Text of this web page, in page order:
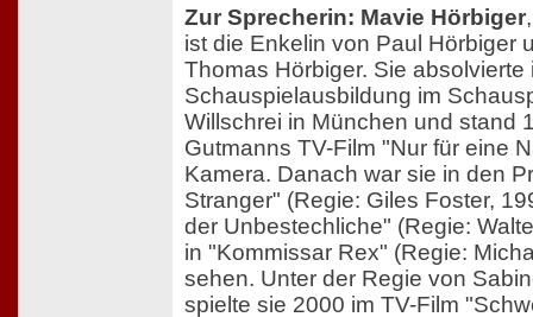
Zur Sprecherin: Mavie Hörbiger
ist die Enkelin von Paul Hörbiger
Thomas Hörbiger. Sie absolvierte
Schauspielausbildung im
Willschrei in München und stand
Gutmanns TV-Film "Nur für eine
Kamera. Danach war sie in den
Stranger" (Regie: Giles Foster,
der Unbestechliche" (Regie:
in "Kommissar Rex" (Regie:
sehen. Unter der Regie von
spielte sie 2000 im TV-Film